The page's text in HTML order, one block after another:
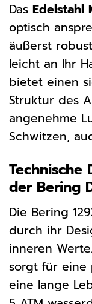
Das Edelstahl
optisch
äußerst
leicht an Ihr
bietet einen
Struktur des
angenehme
Schwitzen,
Technische
der Bering
Die Bering
durch ihr
inneren
sorgt für eine
eine lange